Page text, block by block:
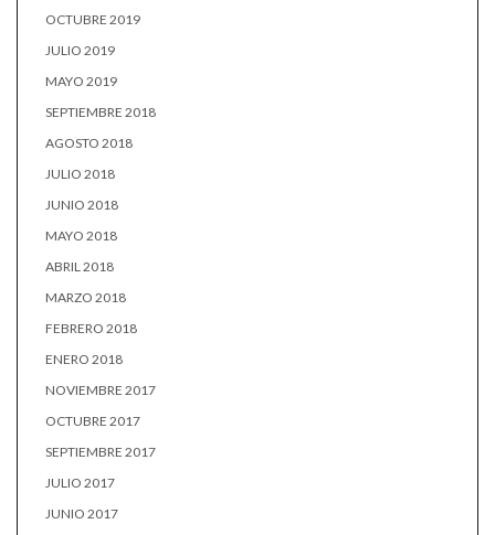
OCTUBRE 2019
JULIO 2019
MAYO 2019
SEPTIEMBRE 2018
AGOSTO 2018
JULIO 2018
JUNIO 2018
MAYO 2018
ABRIL 2018
MARZO 2018
FEBRERO 2018
ENERO 2018
NOVIEMBRE 2017
OCTUBRE 2017
SEPTIEMBRE 2017
JULIO 2017
JUNIO 2017